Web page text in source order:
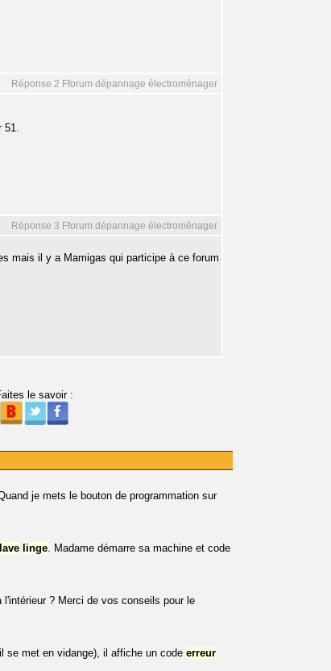
Réponse 2 Fforum dépannage électroménager
51.
Réponse 3 Fforum dépannage électroménager
mais il y a Mamigas qui participe à ce forum
le savoir :
je mets le bouton de programmation sur
lave linge. Madame démarre sa machine et code
? Merci de vos conseils pour le
se met en vidange), il affiche un code erreur